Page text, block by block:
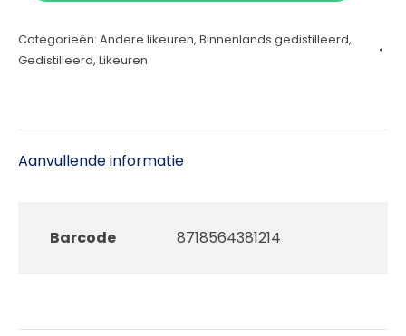
50cl
aantal
Categorieën: Andere likeuren, Binnenlands gedistilleerd,
Gedistilleerd, Likeuren
Aanvullende informatie
Barcode 8718564381214